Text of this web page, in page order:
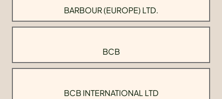
BARBOUR (EUROPE) LTD.
BCB
BCB INTERNATIONAL LTD